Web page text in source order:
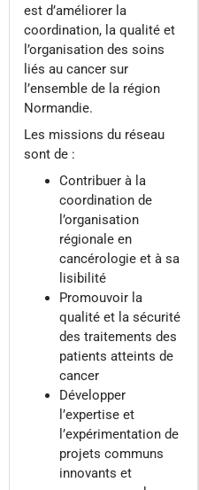
est d’améliorer la
coordination, la qualité et
l’organisation des soins
liés au cancer sur
l’ensemble de la région
Normandie.
Les missions du réseau
sont de :
Contribuer à la
coordination de
l’organisation
régionale en
cancérologie et à sa
lisibilité
Promouvoir la
qualité et la sécurité
des traitements des
patients atteints de
cancer
Développer
l’expertise et
l’expérimentation de
projets communs
innovants et